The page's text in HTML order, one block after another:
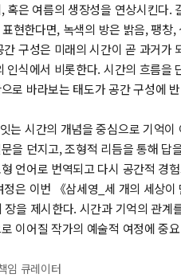
혹은 여름의 생장성을 연상시킨다.
현한다면, 녹색의 방은 밝음, 팽창,
구성은 미래의 시간이 곧 과거가
인식에서 비롯한다. 시간의 흐름을
로 바라보는 태도가 공간 구성에
는 시간의 개념을 중심으로 기억이
을 던지고, 조형적 리듬을 통해 답
언어로 번역되고 다시 공간적 경
은 이번 《삼세영_세 개의 세상이
을 제시한다. 시간과 기억의 관계
이어질 작가의 예술적 여정에 중
임 큐레이터